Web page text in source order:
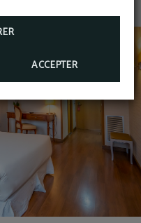
ACCEPTER
gratuite